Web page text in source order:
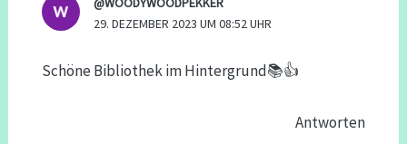
29. DEZEMBER 2023 UM 08:52 UHR
Schöne Bibliothek im Hintergrund📚👍
Antworten